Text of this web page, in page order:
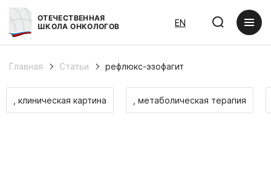
ОТЕЧЕСТВЕННАЯ
ШКОЛА ОНКОЛОГОВ
EN
Главная Статьи рефлюкс-эзофагит
, клиническая картина , метаболическая терапия